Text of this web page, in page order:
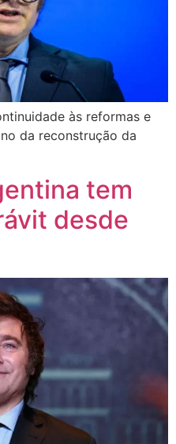
às reformas e
da reconstrução da
tem
desde